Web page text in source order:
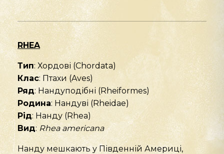
RHEA
Тип: Хордові (Chordata)
Клас: Птахи (Aves)
Ряд: Нандуподібні (Rheiformes)
Родина: Нандуві (Rheidae)
Рід: Нанду (Rhea)
Вид: Rhea americana
Нанду мешкають у Південній Америці,